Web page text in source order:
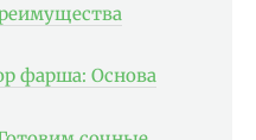
фарша: Основа